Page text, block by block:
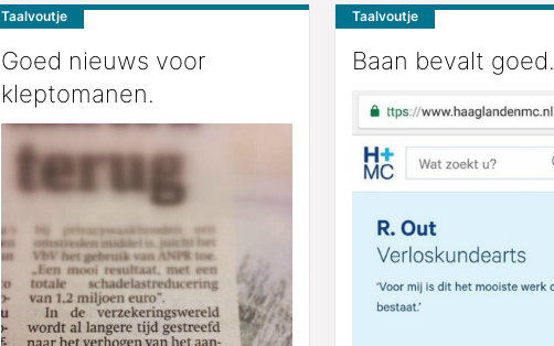
Taalvoutje
Goed nieuws voor
kleptomanen.
Taalvoutje
Baan bevalt goed.